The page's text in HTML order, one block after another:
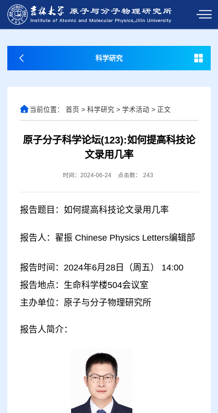
科学研究
当前位置： 首页 > 科学研究 > 学术活动 > 正文
原子分子科学论坛(123):如何提高科技论
文录用几率
时间：2024-06-24 点击数： 243
报告题目：如何提高科技论文录用几率
报告人：翟振 Chinese Physics Letters编辑部
报告时间：2024年6月28日（周五） 14:00
报告地点：生命科学楼504会议室
主办单位：原子与分子物理研究所
报告人简介：